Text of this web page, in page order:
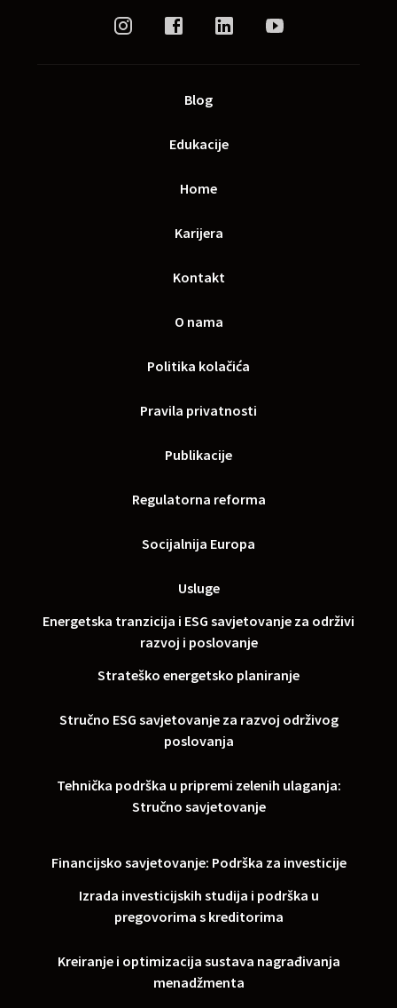
Blog
Edukacije
Home
Karijera
Kontakt
O nama
Politika kolačića
Pravila privatnosti
Publikacije
Regulatorna reforma
Socijalnija Europa
Usluge
Energetska tranzicija i ESG savjetovanje za održivi
razvoj i poslovanje
Strateško energetsko planiranje
Stručno ESG savjetovanje za razvoj održivog
poslovanja
Tehnička podrška u pripremi zelenih ulaganja:
Stručno savjetovanje
Financijsko savjetovanje: Podrška za investicije
Izrada investicijskih studija i podrška u
pregovorima s kreditorima
Kreiranje i optimizacija sustava nagrađivanja
menadžmenta